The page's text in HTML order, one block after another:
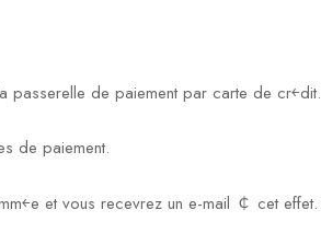
passerelle de paiement par carte de cr￩dit.
de paiement.
￩e et vous recevrez un e-mail ￠ cet effet.